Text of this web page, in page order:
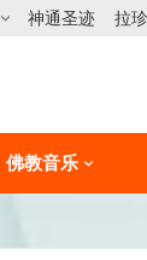
神通圣迹 拉
佛教音乐